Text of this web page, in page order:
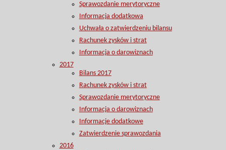
Sprawozdanie merytoryczne
Informacja dodatkowa
Uchwała o zatwierdzeniu bilansu
Rachunek zysków i strat
Informacja o darowiznach
2017
Bilans 2017
Rachunek zysków i strat
Sprawozdanie merytoryczne
Informacja o darowiznach
Informacje dodatkowe
Zatwierdzenie sprawozdania
2016